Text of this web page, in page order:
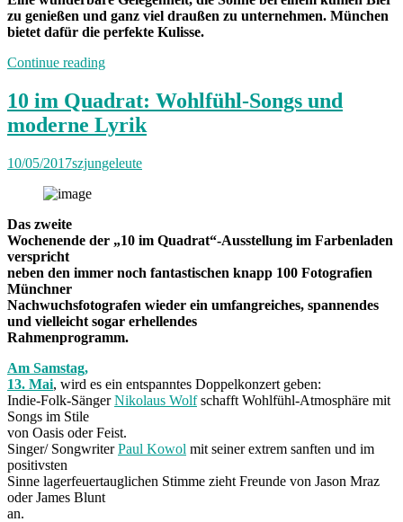
zu genießen und ganz viel draußen zu unternehmen. München
bietet dafür die perfekte Kulisse.
Continue reading„Von
bis
Freitag
München:
mit
Serafina“
10 im Quadrat: Wohlfühl-Songs und
moderne Lyrik
10/05/2017szjungeleute
Das zweite
Wochenende der „10 im Quadrat“-Ausstellung im Farbenladen
verspricht
neben den immer noch fantastischen knapp 100 Fotografien
Münchner
Nachwuchsfotografen wieder ein umfangreiches, spannendes
und vielleicht sogar erhellendes
Rahmenprogramm.
Am Samstag,
13. Mai, wird es ein entspanntes Doppelkonzert geben:
Indie-Folk-SängerNikolaus Wolfschafft Wohlfühl-Atmosphäre mit
Songs im Stile
von Oasis oder Feist.
Singer/ SongwriterPaul Kowol mit seiner extrem sanften und im
positivsten
Sinne lagerfeuertauglichen Stimme zieht Freunde von Jason Mraz
oder James Blunt
an.